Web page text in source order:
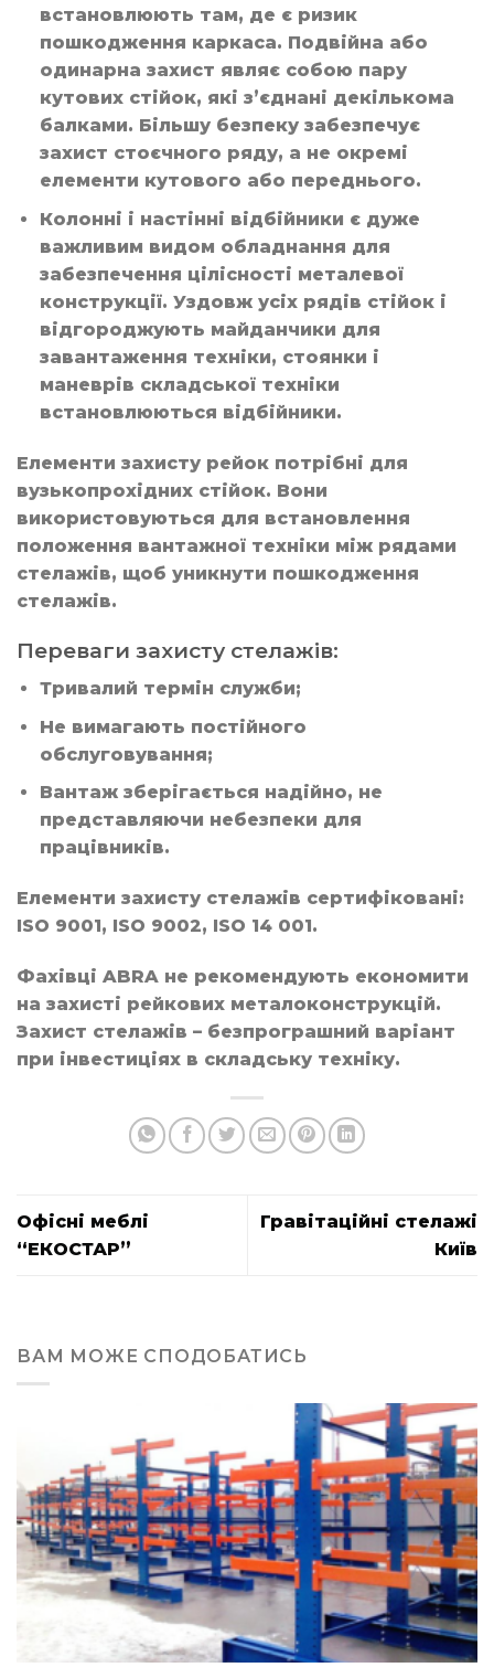
встановлюють там, де є ризик
пошкодження каркаса. Подвійна або
одинарна захист являє собою пару
кутових стійок, які з’єднані декількома
балками. Більшу безпеку забезпечує
захист стоєчного ряду, а не окремі
елементи кутового або переднього.
Колонні і настінні відбійники є дуже
важливим видом обладнання для
забезпечення цілісності металевої
конструкції. Уздовж усіх рядів стійок і
відгороджують майданчики для
завантаження техніки, стоянки і
маневрів складської техніки
встановлюються відбійники.
Елементи захисту рейок потрібні для
вузькопрохідних стійок. Вони
використовуються для встановлення
положення вантажної техніки між рядами
стелажів, щоб уникнути пошкодження
стелажів.
Переваги захисту стелажів:
Тривалий термін служби;
Не вимагають постійного
обслуговування;
Вантаж зберігається надійно, не
представляючи небезпеки для
працівників.
Елементи захисту стелажів сертифіковані:
ISO 9001, ISO 9002, ISO 14 001.
Фахівці ABRA не рекомендують економити
на захисті рейкових металоконструкцій.
Захист стелажів – безпрограшний варіант
при інвестиціях в складську техніку.
Офісні меблі
“ЕКОСТАР”
Гравітаційні стелажі
Київ
ВАМ МОЖЕ СПОДОБАТИСЬ